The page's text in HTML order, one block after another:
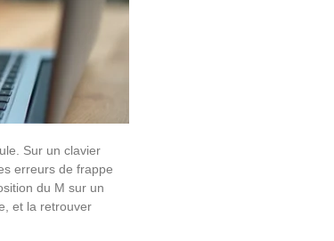
Sur un clavier
erreurs de frappe
du M sur un
et la retrouver